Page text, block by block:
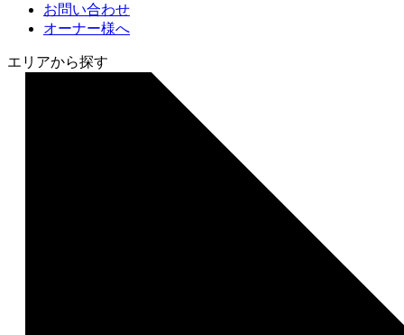
お問い合わせ
オーナー様へ
エリアから探す